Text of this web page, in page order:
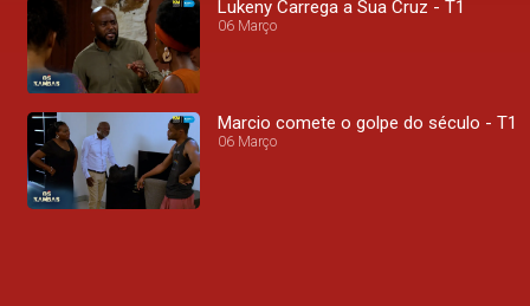
Lukeny Carrega a Sua Cruz - T1
06 Março
Marcio comete o golpe do século - T1
06 Março